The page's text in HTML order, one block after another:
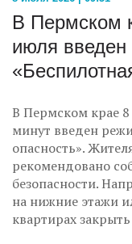
В Пермском
июля
В Пермском крае
минут введен
опасность».
рекомендовано
безопасности.
на нижние этажи
квартирах